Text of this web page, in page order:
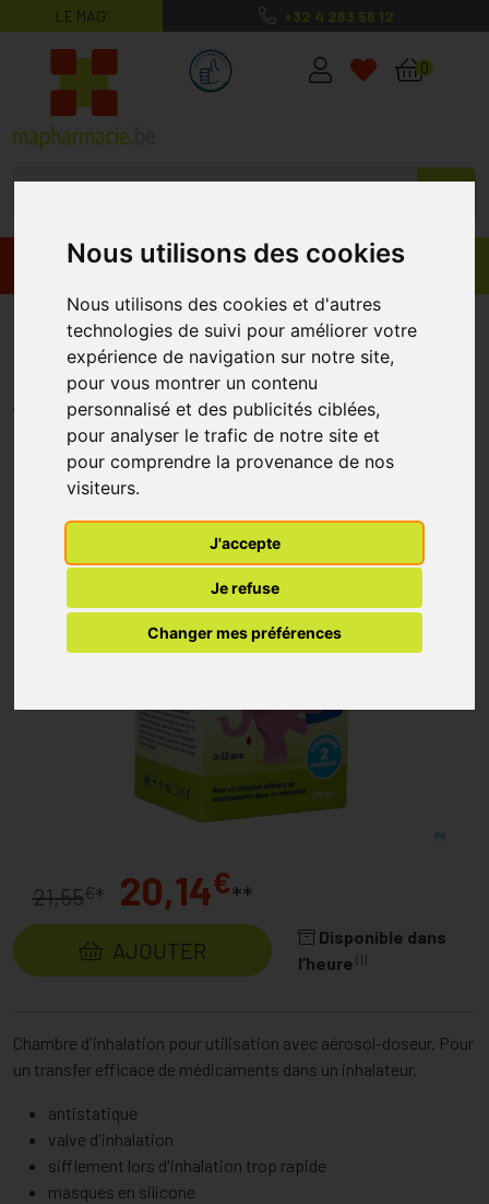
Nous utilisons des cookies
Nous utilisons des cookies et d'autres
technologies de suivi pour améliorer votre
expérience de navigation sur notre site,
pour vous montrer un contenu
personnalisé et des publicités ciblées,
pour analyser le trafic de notre site et
pour comprendre la provenance de nos
visiteurs.
J'accepte
Je refuse
Changer mes préférences
LE MAG’ +32 4 263 56 12
MaPharmacie.be ma santé, mes
0
Promos Produits
Febelcare Aero Chambre
Inhalation Kids 0-12a
FEBELCARE
21,55€* 20,14€**
AJOUTER
Disponible dans
l’heure (1)
Chambre d'inhalation pour utilisation avec aérosol-doseur. Pour
un transfer efficace de médicaments dans un inhalateur.
antistatique
valve d'inhalation
sifflement lors d'inhalation trop rapide
masques en silicone